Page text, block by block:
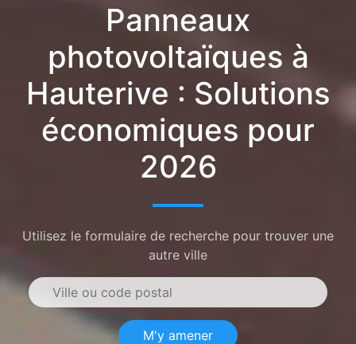
Panneaux
photovoltaïques à
Hauterive : Solutions
économiques pour
2026
Utilisez le formulaire de recherche pour trouver une
autre ville
M'y amener